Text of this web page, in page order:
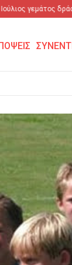
γεμάτος δράση